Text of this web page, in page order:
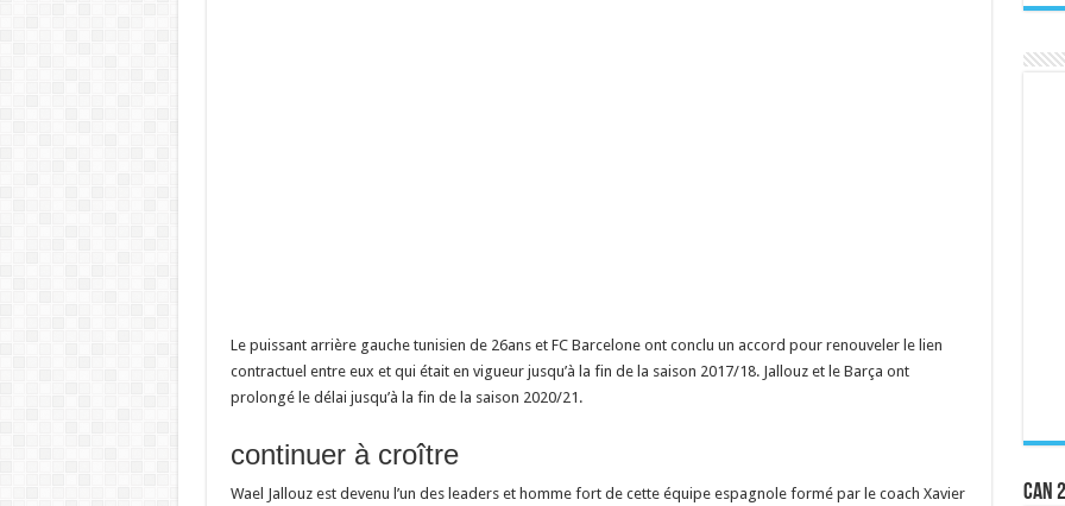
Le puissant arrière gauche tunisien de 26ans et FC Barcelone ont conclu un accord pour renouveler le lien
contractuel entre eux et qui était en vigueur jusqu’à la fin de la saison 2017/18. Jallouz et le Barça ont
prolongé le délai jusqu’à la fin de la saison 2020/21.
continuer à croître
Wael Jallouz est devenu l’un des leaders et homme fort de cette équipe espagnole formé par le coach Xavier
CAN